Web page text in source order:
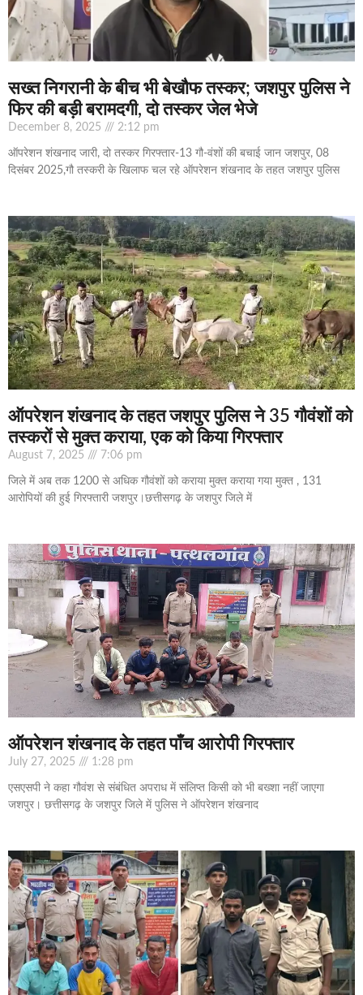
सख्त निगरानी के बीच भी बेखौफ तस्कर; जशपुर पुलिस ने
फिर की बड़ी बरामदगी, दो तस्कर जेल भेजे
December 8, 2025 2:12 pm
ऑपरेशन शंखनाद जारी, दो तस्कर गिरफ्तार-13 गौ-वंशों की बचाई जान जशपुर, 08
दिसंबर 2025,गौ तस्करी के खिलाफ चल रहे ऑपरेशन शंखनाद के तहत जशपुर पुलिस
ऑपरेशन शंखनाद के तहत जशपुर पुलिस ने 35 गौवंशों को
तस्करों से मुक्त कराया, एक को किया गिरफ्तार
August 7, 2025 7:06 pm
जिले में अब तक 1200 से अधिक गौवंशों को कराया मुक्त कराया गया मुक्त , 131
आरोपियों की हुई गिरफ्तारी जशपुर।छत्तीसगढ़ के जशपुर जिले में
ऑपरेशन शंखनाद के तहत पाँच आरोपी गिरफ्तार
July 27, 2025 1:28 pm
एसएसपी ने कहा गौवंश से संबंधित अपराध में संलिप्त किसी को भी बख्शा नहीं जाएगा
जशपुर। छत्तीसगढ़ के जशपुर जिले में पुलिस ने ऑपरेशन शंखनाद